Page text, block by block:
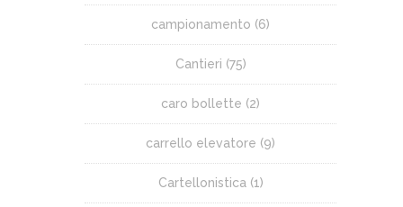
campionamento (6)
Cantieri (75)
caro bollette (2)
carrello elevatore (9)
Cartellonistica (1)